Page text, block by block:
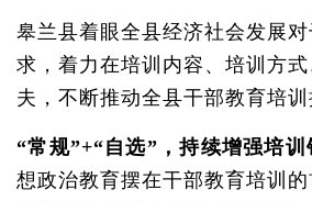
皋兰县着眼全县经济社会发展
求，着力在培训内容、培训方
夫，不断推动全县干部教育培训
“常规”+“自选”，持续增强培
想政治教育摆在干部教育培训